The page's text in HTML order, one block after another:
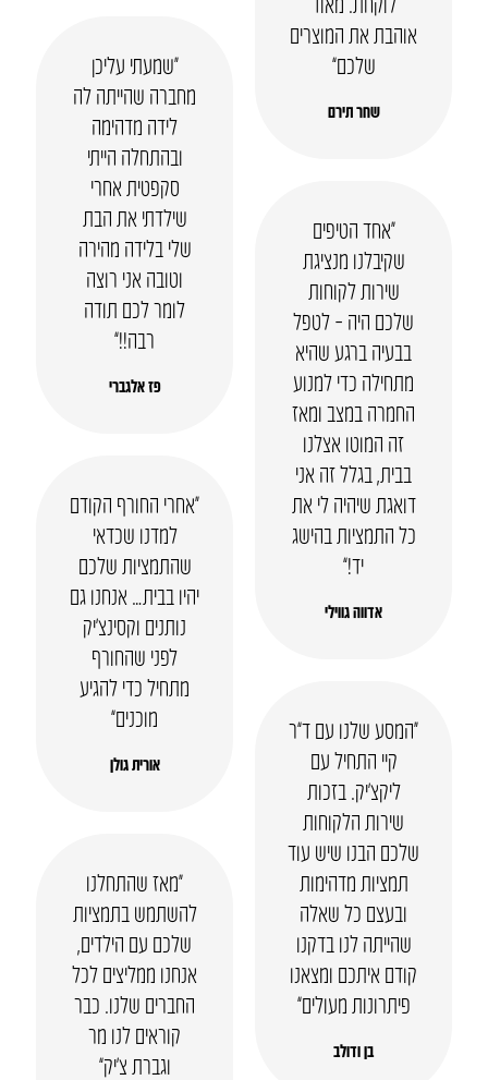
אוהבת את המוצרים
שלכם”
שחר תירם
“שמעתי עליכן
מחברה שהייתה לה
לידה מדהימה
ובהתחלה הייתי
סקפטית אחרי
שילדתי את הבת
שלי בלידה מהירה
וטובה אני רוצה
לומר לכם תודה
רבה!!”
פז אלגברי
“אחד הטיפים
שקיבלנו מנציגת
שירות לקוחות
שלכם היה – לטפל
בבעיה ברגע שהיא
מתחילה כדי למנוע
החמרה במצב ומאז
זה המוטו אצלנו
בבית, בגלל זה אני
דואגת שיהיה לי את
כל התמציות בהישג
יד!”
אדווה גווילי
“אחרי החורף הקודם
למדנו שכדאי
שהתמציות שלכם
יהיו בבית… אנחנו גם
נותנים וקסינצ’יק
לפני שהחורף
מתחיל כדי להגיע
מוכנים”
אורית גולן
“המסע שלנו עם ד”ר
קיי התחיל עם
ליקצ’יק. בזכות
שירות הלקוחות
שלכם הבנו שיש עוד
תמציות מדהימות
ובעצם כל שאלה
שהייתה לנו בדקנו
קודם איתכם ומצאנו
פיתרונות מעולים”
בן ודולב
“מאז שהתחלנו
להשתמש בתמציות
שלכם עם הילדים,
אנחנו ממליצים לכל
החברים שלנו. כבר
קוראים לנו מר
וגברת צ’יק”